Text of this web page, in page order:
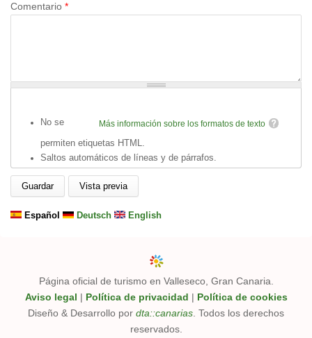
Comentario *
Más información sobre los formatos de texto
No se
permiten etiquetas HTML.
Saltos automáticos de líneas y de párrafos.
Español Deutsch English
Página oficial de turismo en Valleseco, Gran Canaria.
Aviso legal | Política de privacidad | Política de cookies
Diseño & Desarrollo por dta::canarias . Todos los derechos
reservados.